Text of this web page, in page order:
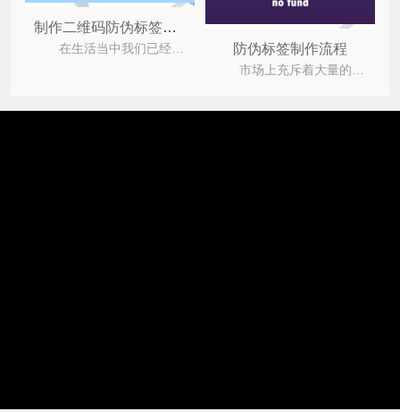
制作二维码防伪标签的流程你都知道那些呢？
防伪标签制作流程